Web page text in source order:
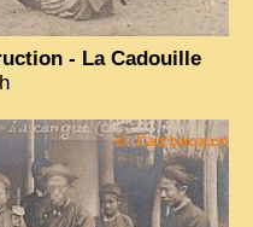
- La Cadouille